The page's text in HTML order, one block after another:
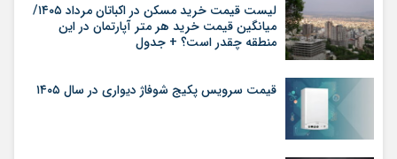
لیست قیمت خرید مسکن در اکباتان مرداد ۱۴۰۵/
میانگین قیمت خرید هر متر آپارتمان در این
منطقه چقدر است؟ + جدول
قیمت سرویس پکیج شوفاژ دیواری در سال ۱۴۰۵